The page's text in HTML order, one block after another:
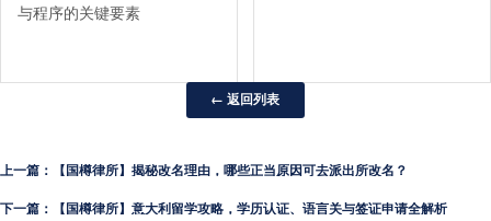
与程序的关键要素
← 返回列表
上一篇：【国樽律所】揭秘改名理由，哪些正当原因可去派出所改名？
下一篇：【国樽律所】意大利留学攻略，学历认证、语言关与签证申请全解析